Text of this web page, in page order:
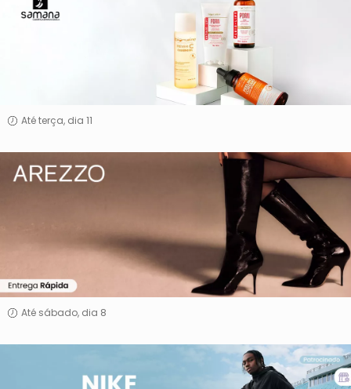
Samana
Até terça, dia 11
Arezzo
Até sábado, dia 8